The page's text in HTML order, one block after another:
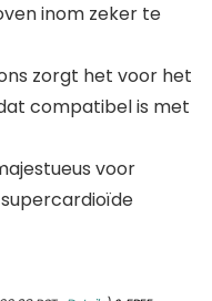
inom zeker te
zorgt het voor het
compatibel is met
voor